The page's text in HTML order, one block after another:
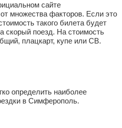
сайте
множества факторов. Если это
такого билета будет
скорый поезд. На стоимость
плацкарт, купе или СВ.
определить наиболее
в Симферополь.